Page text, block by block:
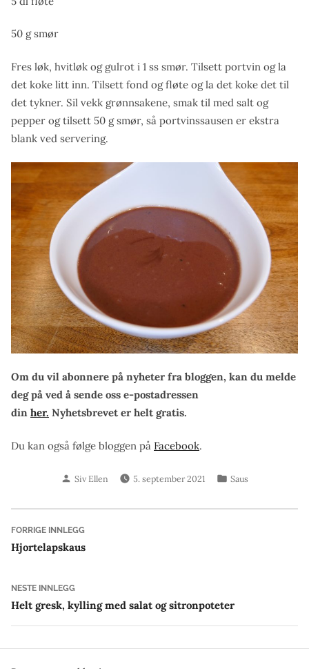
50 g smør
Fres løk, hvitløk og gulrot i 1 ss smør. Tilsett portvin og la
det koke litt inn. Tilsett fond og fløte og la det koke det til
det tykner. Sil vekk grønnsakene, smak til med salt og
pepper og tilsett 50 g smør, så portvinssausen er ekstra
blank ved servering.
Om du vil abonnere på nyheter fra bloggen, kan du melde
deg på ved å sende oss e-postadressen
din her. Nyhetsbrevet er helt gratis.
Du kan også følge bloggen på Facebook.
Skrevet
Siv Ellen 5. september 2021
Publisert
Saus
Innleggsnavigasjon
FORRIGE INNLEGGForrige
innlegg:
Hjortelapskaus
NESTE INNLEGGNeste
innlegg:
Helt gresk, kylling med salat og sitronpoteter